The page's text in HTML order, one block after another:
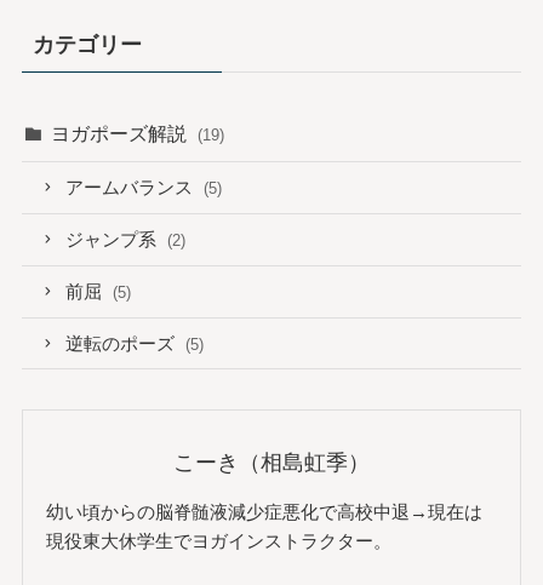
カテゴリー
ヨガポーズ解説 (19)
アームバランス (5)
ジャンプ系 (2)
前屈 (5)
逆転のポーズ (5)
こーき（相島虹季）
幼い頃からの脳脊髄液減少症悪化で高校中退→現在は
現役東大休学生でヨガインストラクター。